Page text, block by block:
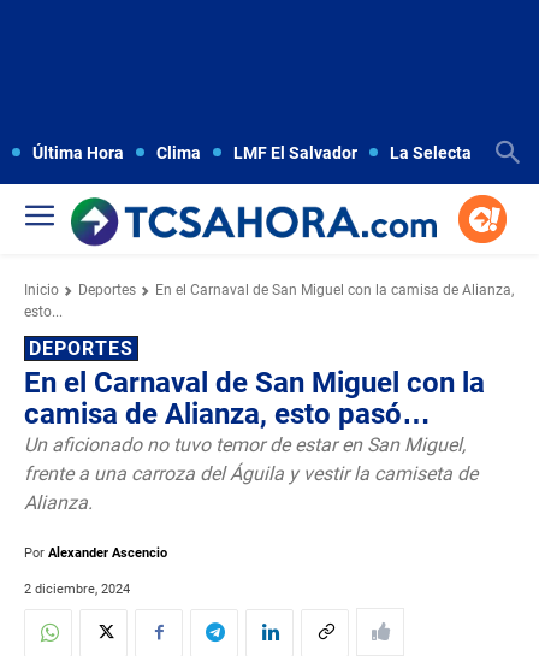
Última Hora Clima LMF El Salvador La Selecta
Inicio Deportes
En el Carnaval de San Miguel con la camisa de Alianza,
esto...
DEPORTES
En el Carnaval de San Miguel con la
camisa de Alianza, esto pasó…
Un aficionado no tuvo temor de estar en San Miguel,
frente a una carroza del Águila y vestir la camiseta de
Alianza.
Por Alexander Ascencio
2 diciembre, 2024